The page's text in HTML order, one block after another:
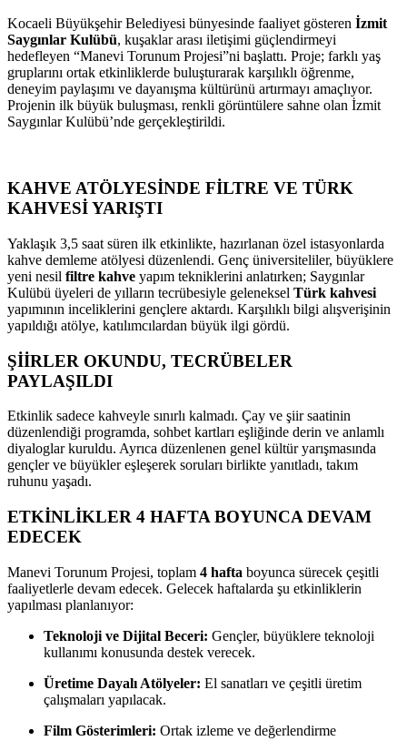
Kocaeli Büyükşehir Belediyesi bünyesinde faaliyet gösteren İzmit
Saygınlar Kulübü, kuşaklar arası iletişimi güçlendirmeyi
hedefleyen “Manevi Torunum Projesi”ni başlattı. Proje; farklı yaş
gruplarını ortak etkinliklerde buluşturarak karşılıklı öğrenme,
deneyim paylaşımı ve dayanışma kültürünü artırmayı amaçlıyor.
Projenin ilk büyük buluşması, renkli görüntülere sahne olan İzmit
Saygınlar Kulübü’nde gerçekleştirildi.
KAHVE ATÖLYESİNDE FİLTRE VE TÜRK
KAHVESİ YARIŞTI
Yaklaşık 3,5 saat süren ilk etkinlikte, hazırlanan özel istasyonlarda
kahve demleme atölyesi düzenlendi. Genç üniversiteliler, büyüklere
yeni nesil filtre kahve yapım tekniklerini anlatırken; Saygınlar
Kulübü üyeleri de yılların tecrübesiyle geleneksel Türk kahvesi
yapımının inceliklerini gençlere aktardı. Karşılıklı bilgi alışverişinin
yapıldığı atölye, katılımcılardan büyük ilgi gördü.
ŞİİRLER OKUNDU, TECRÜBELER
PAYLAŞILDI
Etkinlik sadece kahveyle sınırlı kalmadı. Çay ve şiir saatinin
düzenlendiği programda, sohbet kartları eşliğinde derin ve anlamlı
diyaloglar kuruldu. Ayrıca düzenlenen genel kültür yarışmasında
gençler ve büyükler eşleşerek soruları birlikte yanıtladı, takım
ruhunu yaşadı.
ETKİNLİKLER 4 HAFTA BOYUNCA DEVAM
EDECEK
Manevi Torunum Projesi, toplam 4 hafta boyunca sürecek çeşitli
faaliyetlerle devam edecek. Gelecek haftalarda şu etkinliklerin
yapılması planlanıyor:
Teknoloji ve Dijital Beceri: Gençler, büyüklere teknoloji
kullanımı konusunda destek verecek.
Üretime Dayalı Atölyeler: El sanatları ve çeşitli üretim
çalışmaları yapılacak.
Film Gösterimleri: Ortak izleme ve değerlendirme